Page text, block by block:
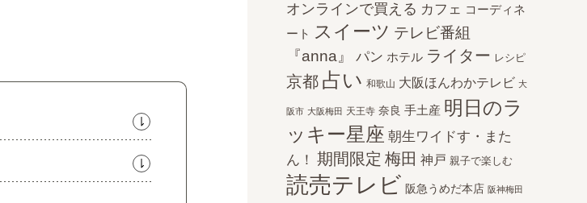
オンラインで買える カフェ コーディネ
ート
スイーツ テレビ番組
『anna』
パン ホテル ライター レシピ
京都 占い 和歌山 大阪ほんわかテレビ 大
阪市 大阪梅田 天王寺 奈良 手土産 明日のラ
ッキー星座 朝生ワイドす・また
ん！ 期間限定 梅田 神戸 親子で楽しむ
読売テレビ 阪急うめだ本店 阪神梅田